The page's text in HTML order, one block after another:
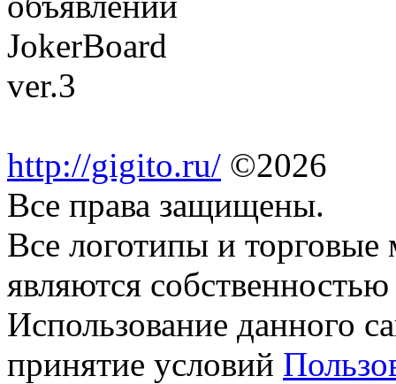
http://gigito.ru/ ©2026
Все права защищены.
Все логотипы и торговые
являются
Использование данного
принятие условий